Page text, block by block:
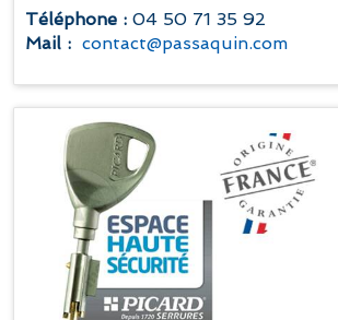
Téléphone : 04 50 71 35 92
Mail : contact@passaquin.com